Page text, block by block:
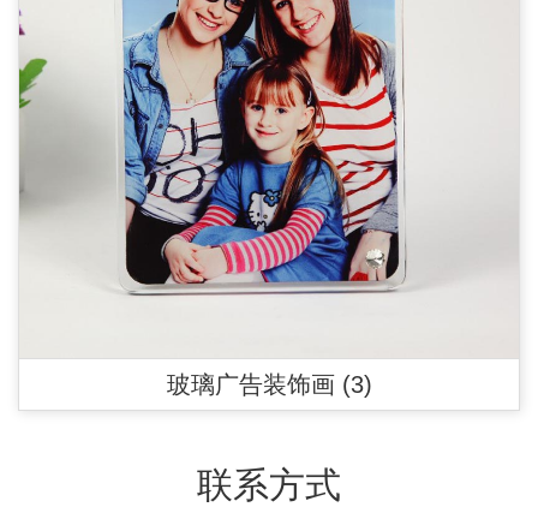
玻璃广告装饰画 (3)
联系方式